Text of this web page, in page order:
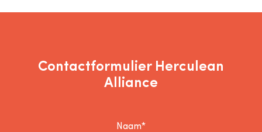
Contactformulier Herculean
Alliance
Naam*